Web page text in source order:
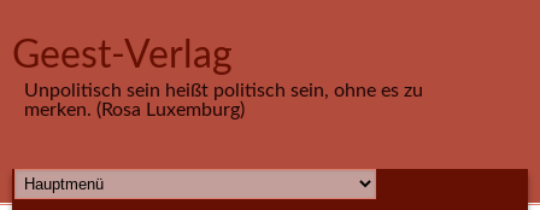
Geest-Verlag
Unpolitisch sein heißt politisch sein, ohne es zu
merken. (Rosa Luxemburg)
HAUPTMENÜ